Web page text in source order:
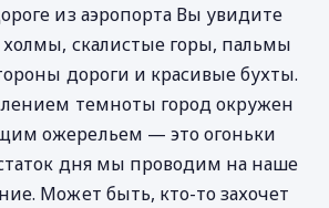
из аэропорта Вы увидите
скалистые горы, пальмы
дороги и красивые бухты.
темноты город окружен
ожерельем — это огоньки
дня мы проводим на наше
Может быть, кто-то захочет